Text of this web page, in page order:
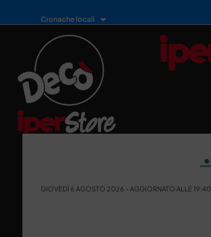
Cronache locali
GIOVEDÌ 6 AGOSTO 2026 - AGGIORNATO ALLE 19:40